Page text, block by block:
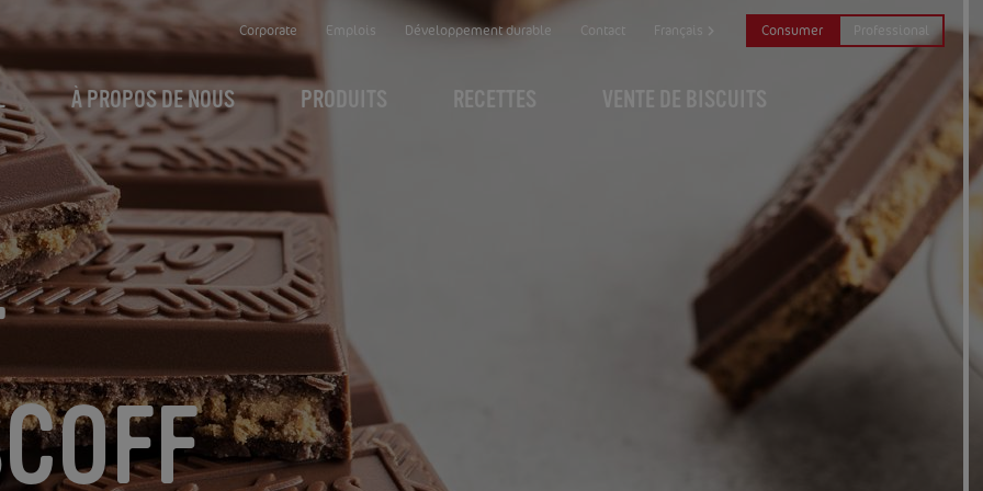
Corporate Emplois Développement durable Contact Français Consumer Professional
À PROPOS DE NOUS PRODUITS RECETTES VENTE DE BISCUITS